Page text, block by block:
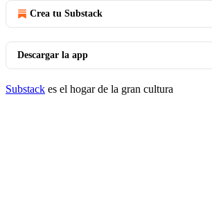
Crea tu Substack
Descargar la app
Substack es el hogar de la gran cultura